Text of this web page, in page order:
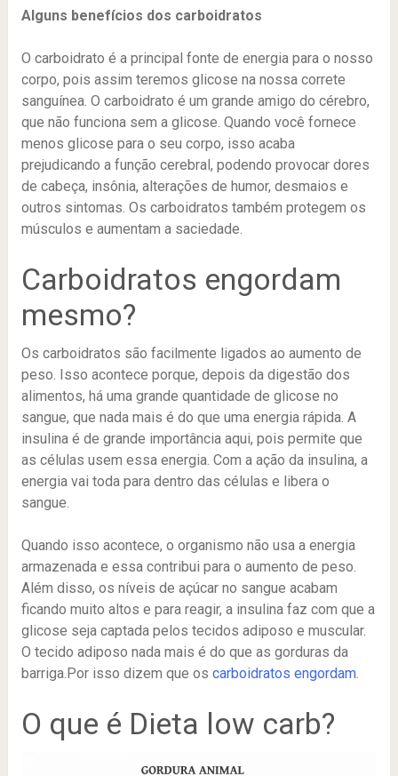
Alguns benefícios dos carboidratos
O carboidrato é a principal fonte de energia para o nosso
corpo, pois assim teremos glicose na nossa correte
sanguínea. O carboidrato é um grande amigo do cérebro,
que não funciona sem a glicose. Quando você fornece
menos glicose para o seu corpo, isso acaba
prejudicando a função cerebral, podendo provocar dores
de cabeça, insônia, alterações de humor, desmaios e
outros sintomas. Os carboidratos também protegem os
músculos e aumentam a saciedade.
Carboidratos engordam
mesmo?
Os carboidratos são facilmente ligados ao aumento de
peso. Isso acontece porque, depois da digestão dos
alimentos, há uma grande quantidade de glicose no
sangue, que nada mais é do que uma energia rápida. A
insulina é de grande importância aqui, pois permite que
as células usem essa energia. Com a ação da insulina, a
energia vai toda para dentro das células e libera o
sangue.
Quando isso acontece, o organismo não usa a energia
armazenada e essa contribui para o aumento de peso.
Além disso, os níveis de açúcar no sangue acabam
ficando muito altos e para reagir, a insulina faz com que a
glicose seja captada pelos tecidos adiposo e muscular.
O tecido adiposo nada mais é do que as gorduras da
barriga.Por isso dizem que os carboidratos engordam.
O que é Dieta low carb?